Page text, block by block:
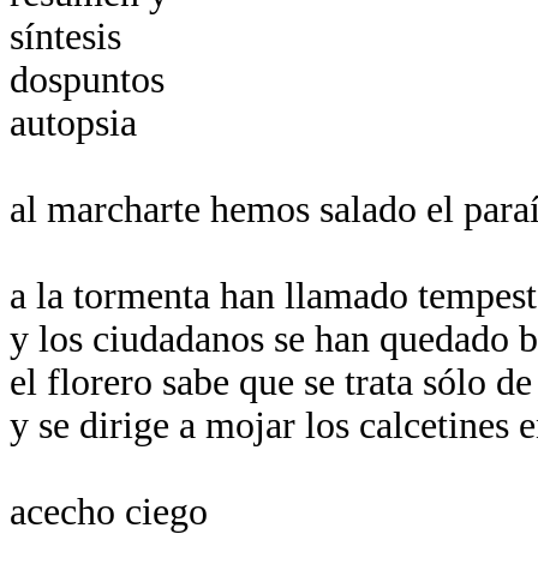
síntesis
dospuntos
autopsia
al marcharte hemos salado el
a la tormenta han llamado
y los ciudadanos se han quedado
el florero sabe que se trata sólo
y se dirige a mojar los calcetines
acecho ciego